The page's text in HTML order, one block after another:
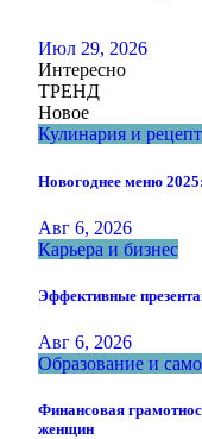
Июл 29, 2026
Интересно
ТРЕНД
Новое
Кулинария и
Новогоднее меню
Авг 6, 2026
Карьера и бизнес
Эффективные
Авг 6, 2026
Образование и
Финансовая
женщин